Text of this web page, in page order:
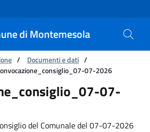
di Montemesola
/ Documenti e dati /
07-2026
07-202607-
del Comunale del 07-07-2026